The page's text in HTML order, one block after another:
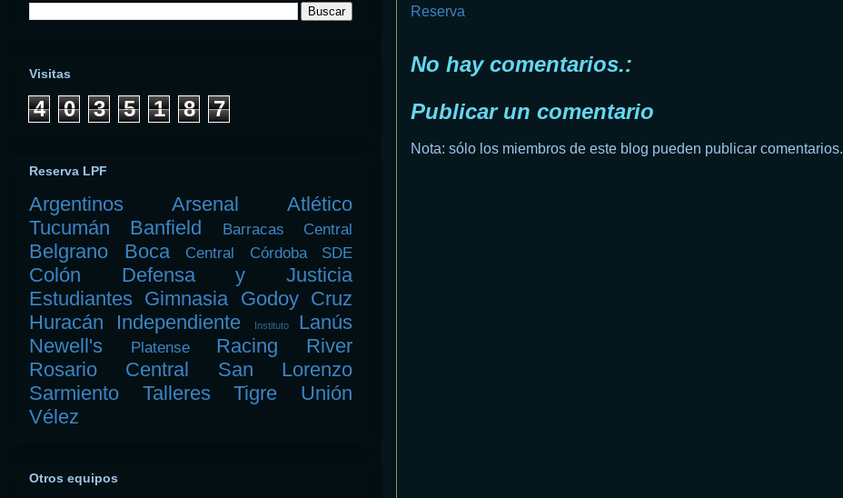
Reserva
No hay comentarios.:
Publicar un comentario
Nota: sólo los miembros de este blog pueden publicar comentarios.
Visitas
4 0 3 5 1 8 7
Reserva LPF
Argentinos Arsenal
Atlético
Tucumán
Banfield Barracas Central
Belgrano Boca Central Córdoba SDE
Colón
Defensa y Justicia
Estudiantes Gimnasia Godoy Cruz
Huracán
Independiente Instituto
Lanús
Newell's
Platense Racing
River
Rosario Central
San Lorenzo
Sarmiento
Talleres Tigre
Unión
Vélez
Otros equipos